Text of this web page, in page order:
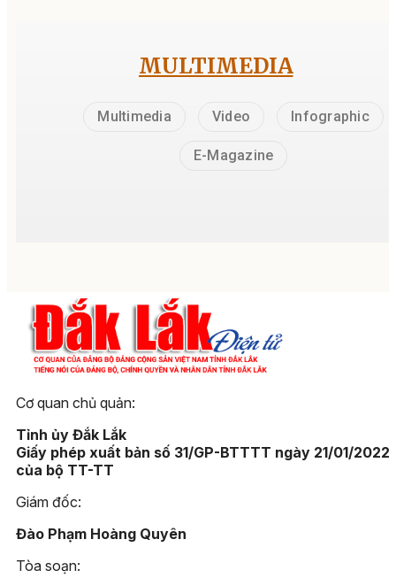
MULTIMEDIA
Multimedia Video Infographic
E-Magazine
Cơ quan chủ quản:
Tỉnh ủy Đắk Lắk
Giấy phép xuất bản số 31/GP-BTTTT ngày 21/01/2022
của bộ TT-TT
Giám đốc:
Đào Phạm Hoàng Quyên
Tòa soạn: